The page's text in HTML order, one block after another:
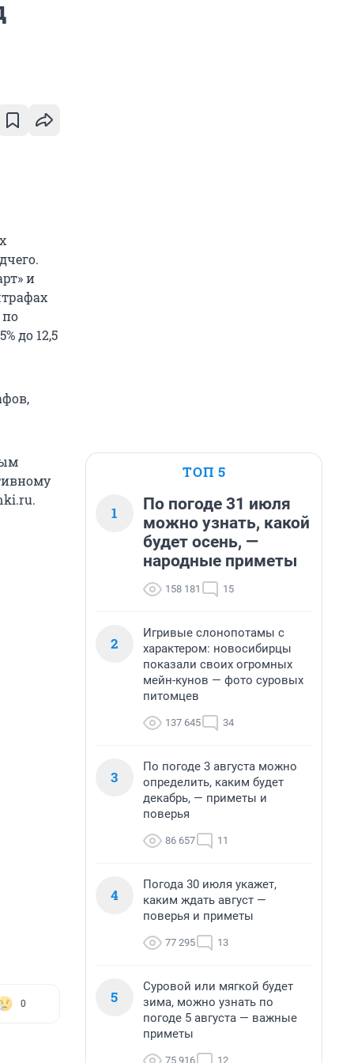
и
по
до 12,5
0
ТОП 5
1
По погоде 31 июля
можно узнать, какой
будет осень, —
народные приметы
158 181 15
2
Игривые слонопотамы с
характером: новосибирцы
показали своих огромных
мейн-кунов — фото суровых
питомцев
137 645 34
3
По погоде 3 августа можно
определить, каким будет
декабрь, — приметы и
поверья
86 657 11
4
Погода 30 июля укажет,
каким ждать август —
поверья и приметы
77 295 13
5
Суровой или мягкой будет
зима, можно узнать по
погоде 5 августа — важные
приметы
75 916 12